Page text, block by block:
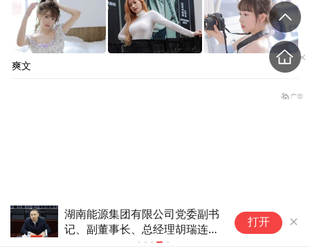
打开
爽文